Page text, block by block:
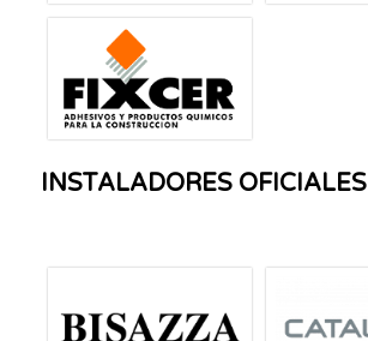
INSTALADORES OFICIALES